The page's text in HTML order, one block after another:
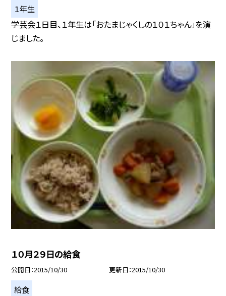
１年生
学芸会１日目、１年生は「おたまじゃくしの１０１ちゃん」を演
じました。
１０月２９日の給食
公開日 2015/10/30 更新日 2015/10/30
給食